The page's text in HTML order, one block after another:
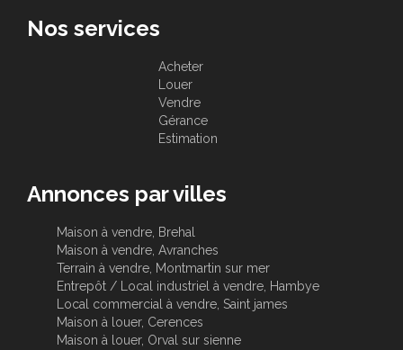
Nos services
Acheter
Louer
Vendre
Gérance
Estimation
Annonces par villes
Maison à vendre, Brehal
Maison à vendre, Avranches
Terrain à vendre, Montmartin sur mer
Entrepôt / Local industriel à vendre, Hambye
Local commercial à vendre, Saint james
Maison à louer, Cerences
Maison à louer, Orval sur sienne